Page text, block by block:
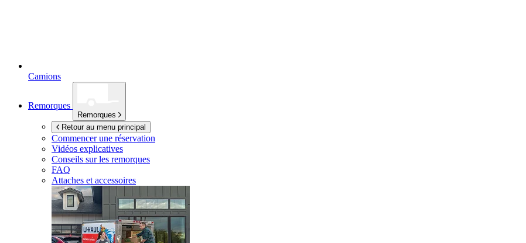
Camions
Remorques
Remorques
Retour au menu principal
Commencer une réservation
Vidéos explicatives
Conseils sur les remorques
FAQ
Attaches et accessoires